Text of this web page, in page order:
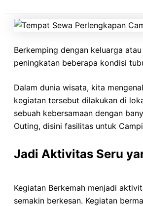
Berkemping dengan keluarga
peningkatan beberapa kondisi
Dalam dunia wisata, kita
kegiatan tersebut dilakukan di
sebuah kebersamaan dengan
Outing, disini fasilitas untuk
Jadi Aktivitas Seru
Kegiatan Berkemah menjadi
semakin berkesan. Kegiatan